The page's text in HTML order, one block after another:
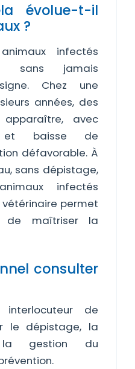
évolue-t-il
?
infectés
sans jamais
Chez une
années, des
avec
et baisse de
défavorable. À
sans dépistage,
infectés
permet
maîtriser la
consulter
interlocuteur de
le dépistage, la
la gestion du